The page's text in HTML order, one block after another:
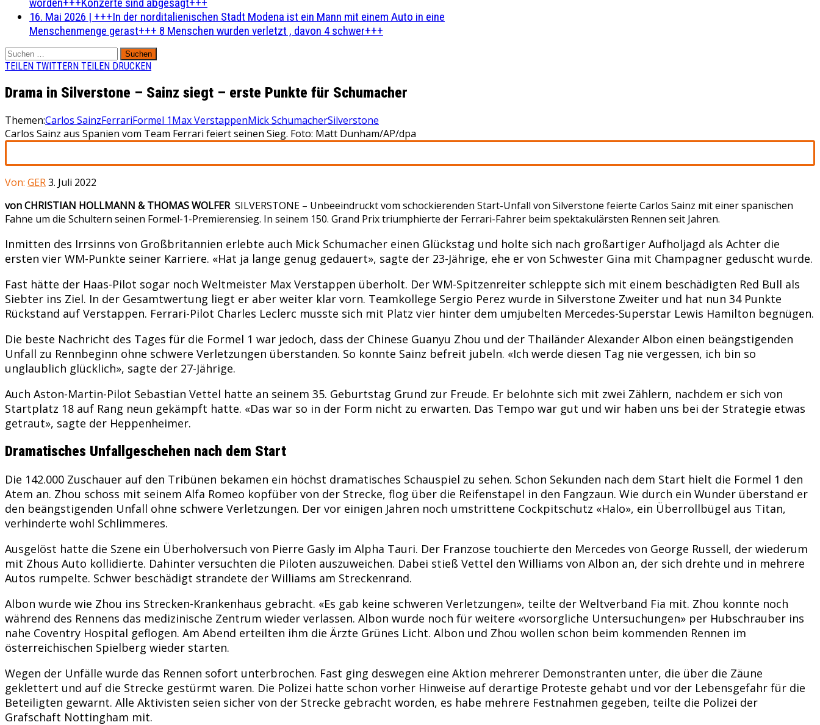
16. Mai 2026 | +++In der norditalienischen Stadt Modena ist ein Mann mit einem Auto in eine
Menschenmenge gerast+++ 8 Menschen wurden verletzt , davon 4 schwer+++
Suchen
nach:
TEILEN TWITTERN TEILEN DRUCKEN
Drama in Silverstone – Sainz siegt – erste Punkte für Schumacher
Themen:Carlos SainzFerrariFormel 1Max VerstappenMick SchumacherSilverstone
Carlos Sainz aus Spanien vom Team Ferrari feiert seinen Sieg. Foto: Matt Dunham/AP/dpa
Von: GER3. Juli 2022
von CHRISTIAN HOLLMANN & THOMAS WOLFER SILVERSTONE – Unbeeindruckt vom schockierenden Start-Unfall von Silverstone feierte Carlos Sainz mit einer spanischen
Fahne um die Schultern seinen Formel-1-Premierensieg. In seinem 150. Grand Prix triumphierte der Ferrari-Fahrer beim spektakulärsten Rennen seit Jahren.
Inmitten des Irrsinns von Großbritannien erlebte auch Mick Schumacher einen Glückstag und holte sich nach großartiger Aufholjagd als Achter die
ersten vier WM-Punkte seiner Karriere. «Hat ja lange genug gedauert», sagte der 23-Jährige, ehe er von Schwester Gina mit Champagner geduscht wurde.
Fast hätte der Haas-Pilot sogar noch Weltmeister Max Verstappen überholt. Der WM-Spitzenreiter schleppte sich mit einem beschädigten Red Bull als
Siebter ins Ziel. In der Gesamtwertung liegt er aber weiter klar vorn. Teamkollege Sergio Perez wurde in Silverstone Zweiter und hat nun 34 Punkte
Rückstand auf Verstappen. Ferrari-Pilot Charles Leclerc musste sich mit Platz vier hinter dem umjubelten Mercedes-Superstar Lewis Hamilton begnügen.
Die beste Nachricht des Tages für die Formel 1 war jedoch, dass der Chinese Guanyu Zhou und der Thailänder Alexander Albon einen beängstigenden
Unfall zu Rennbeginn ohne schwere Verletzungen überstanden. So konnte Sainz befreit jubeln. «Ich werde diesen Tag nie vergessen, ich bin so
unglaublich glücklich», sagte der 27-Jährige.
Auch Aston-Martin-Pilot Sebastian Vettel hatte an seinem 35. Geburtstag Grund zur Freude. Er belohnte sich mit zwei Zählern, nachdem er sich von
Startplatz 18 auf Rang neun gekämpft hatte. «Das war so in der Form nicht zu erwarten. Das Tempo war gut und wir haben uns bei der Strategie etwas
getraut», sagte der Heppenheimer.
Dramatisches Unfallgeschehen nach dem Start
Die 142.000 Zuschauer auf den Tribünen bekamen ein höchst dramatisches Schauspiel zu sehen. Schon Sekunden nach dem Start hielt die Formel 1 den
Atem an. Zhou schoss mit seinem Alfa Romeo kopfüber von der Strecke, flog über die Reifenstapel in den Fangzaun. Wie durch ein Wunder überstand er
den beängstigenden Unfall ohne schwere Verletzungen. Der vor einigen Jahren noch umstrittene Cockpitschutz «Halo», ein Überrollbügel aus Titan,
verhinderte wohl Schlimmeres.
Ausgelöst hatte die Szene ein Überholversuch von Pierre Gasly im Alpha Tauri. Der Franzose touchierte den Mercedes von George Russell, der wiederum
mit Zhous Auto kollidierte. Dahinter versuchten die Piloten auszuweichen. Dabei stieß Vettel den Williams von Albon an, der sich drehte und in mehrere
Autos rumpelte. Schwer beschädigt strandete der Williams am Streckenrand.
Albon wurde wie Zhou ins Strecken-Krankenhaus gebracht. «Es gab keine schweren Verletzungen», teilte der Weltverband Fia mit. Zhou konnte noch
während des Rennens das medizinische Zentrum wieder verlassen. Albon wurde noch für weitere «vorsorgliche Untersuchungen» per Hubschrauber ins
nahe Coventry Hospital geflogen. Am Abend erteilten ihm die Ärzte Grünes Licht. Albon und Zhou wollen schon beim kommenden Rennen im
österreichischen Spielberg wieder starten.
Wegen der Unfälle wurde das Rennen sofort unterbrochen. Fast ging deswegen eine Aktion mehrerer Demonstranten unter, die über die Zäune
geklettert und auf die Strecke gestürmt waren. Die Polizei hatte schon vorher Hinweise auf derartige Proteste gehabt und vor der Lebensgefahr für die
Beteiligten gewarnt. Alle Aktivisten seien sicher von der Strecke gebracht worden, es habe mehrere Festnahmen gegeben, teilte die Polizei der
Grafschaft Nottingham mit.